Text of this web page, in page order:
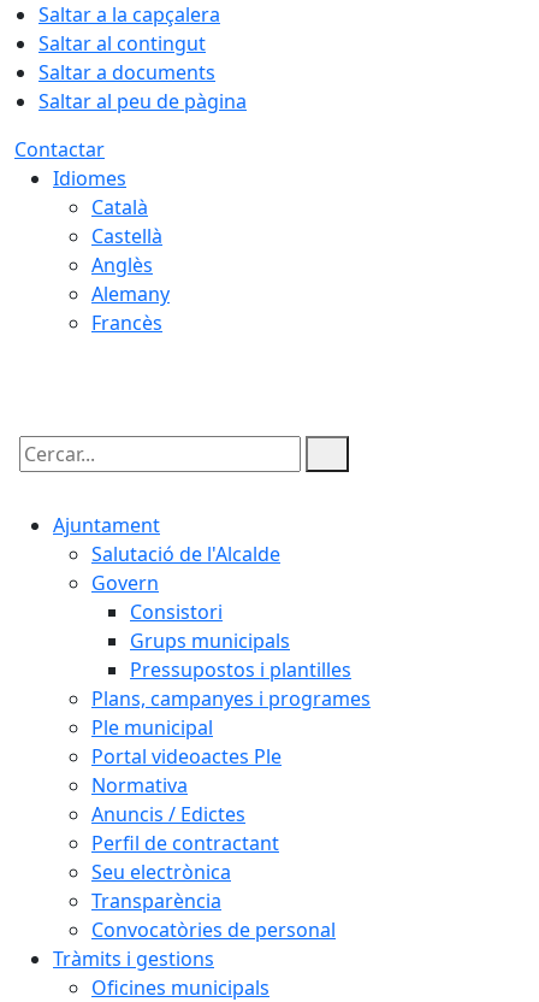
Saltar a la capçalera
Saltar al contingut
Saltar a documents
Saltar al peu de pàgina
Contactar
Idiomes
Català
Castellà
Anglès
Alemany
Francès
Cercar:
Ajuntament
Salutació de l'Alcalde
Govern
Consistori
Grups municipals
Pressupostos i plantilles
Plans, campanyes i programes
Ple municipal
Portal videoactes Ple
Normativa
Anuncis / Edictes
Perfil de contractant
Seu electrònica
Transparència
Convocatòries de personal
Tràmits i gestions
Oficines municipals